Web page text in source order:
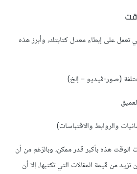
تعمل على إبطاء معدل كتابتك، وأبرز هذه
(صور-فيديو – إلخ)
والروابط والاقتباسات)
هذه بأكبر قدر ممكن، وبالرّغم من أن
من قيمة المقالات التي تكتبها، إلا أن